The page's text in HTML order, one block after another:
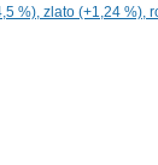
%), zlato (+1,24 %),